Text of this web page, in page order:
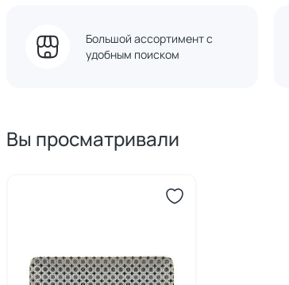
Большой ассортимент с
удобным поиском
Вы просматривали